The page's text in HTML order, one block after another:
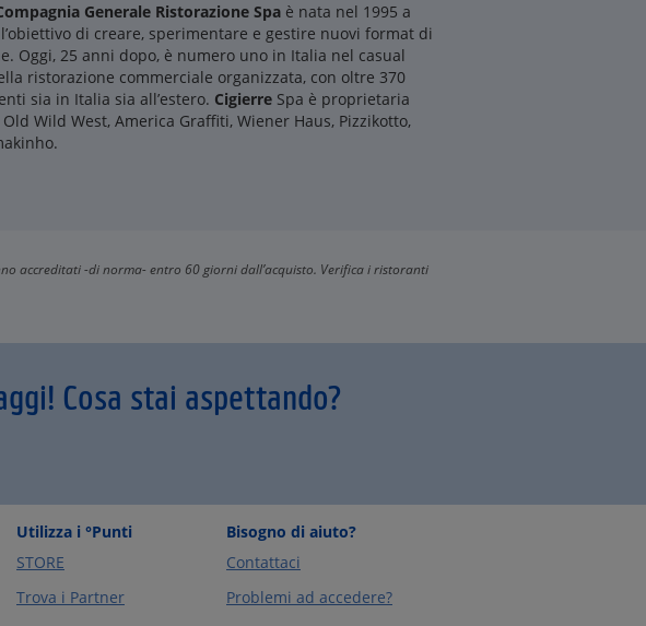
Generale Ristorazione Spa è nata nel 1995 a
di creare, sperimentare e gestire nuovi format di
Oggi, 25 anni dopo, è numero uno in Italia nel casual
ristorazione commerciale organizzata, con oltre 370
sia in Italia sia all’estero. Cigierre Spa è proprietaria
Wild West, America Graffiti, Wiener Haus, Pizzikotto,
accreditati -di norma- entro 60 giorni dall’acquisto. Verifica i ristoranti
Cosa stai aspettando?
Utilizza i °Punti
STORE
Trova i Partner
Bisogno di aiuto?
Contattaci
Problemi ad accedere?